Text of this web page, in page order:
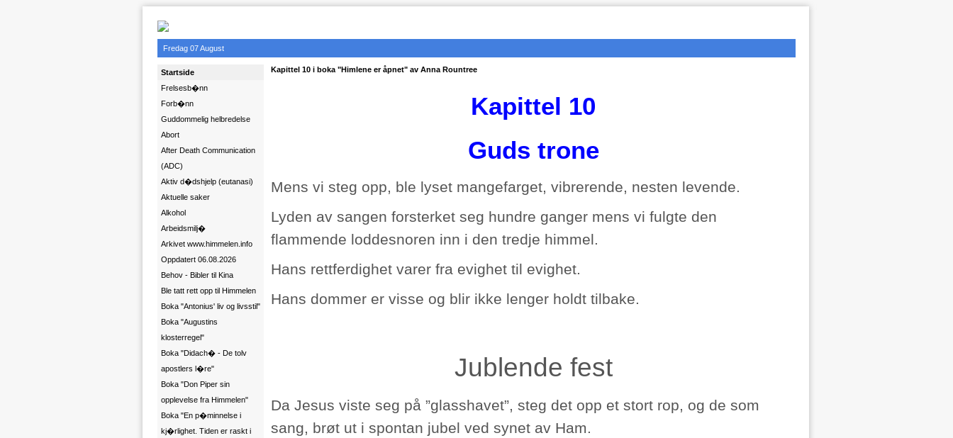
Fredag 07 August
Startside
Frelsesb�nn
Forb�nn
Guddommelig helbredelse
Abort
After Death Communication
(ADC)
Aktiv d�dshjelp (eutanasi)
Aktuelle saker
Alkohol
Arbeidsmilj�
Arkivet www.himmelen.info
Oppdatert 06.08.2026
Behov - Bibler til Kina
Ble tatt rett opp til Himmelen
Boka "Antonius' liv og livsstil"
Boka "Augustins
klosterregel"
Boka "Didach� - De tolv
apostlers l�re"
Boka "Don Piper sin
opplevelse fra Himmelen"
Boka "En p�minnelse i
kj�rlighet. Tiden er raskt i
Kapittel 10 i boka "Himlene er åpnet" av Anna Rountree
Kapittel 10
Guds trone
Mens vi steg opp, ble lyset mangefarget, vibrerende, nesten levende.
Lyden av sangen forsterket seg hundre ganger mens vi fulgte den
flammende loddesnoren inn i den tredje himmel.
Hans rettferdighet varer fra evighet til evighet.
Hans dommer er visse og blir ikke lenger holdt tilbake.
Jublende fest
Da Jesus viste seg på ”glasshavet”, steg det opp et stort rop, og de som
sang, brøt ut i spontan jubel ved synet av Ham.